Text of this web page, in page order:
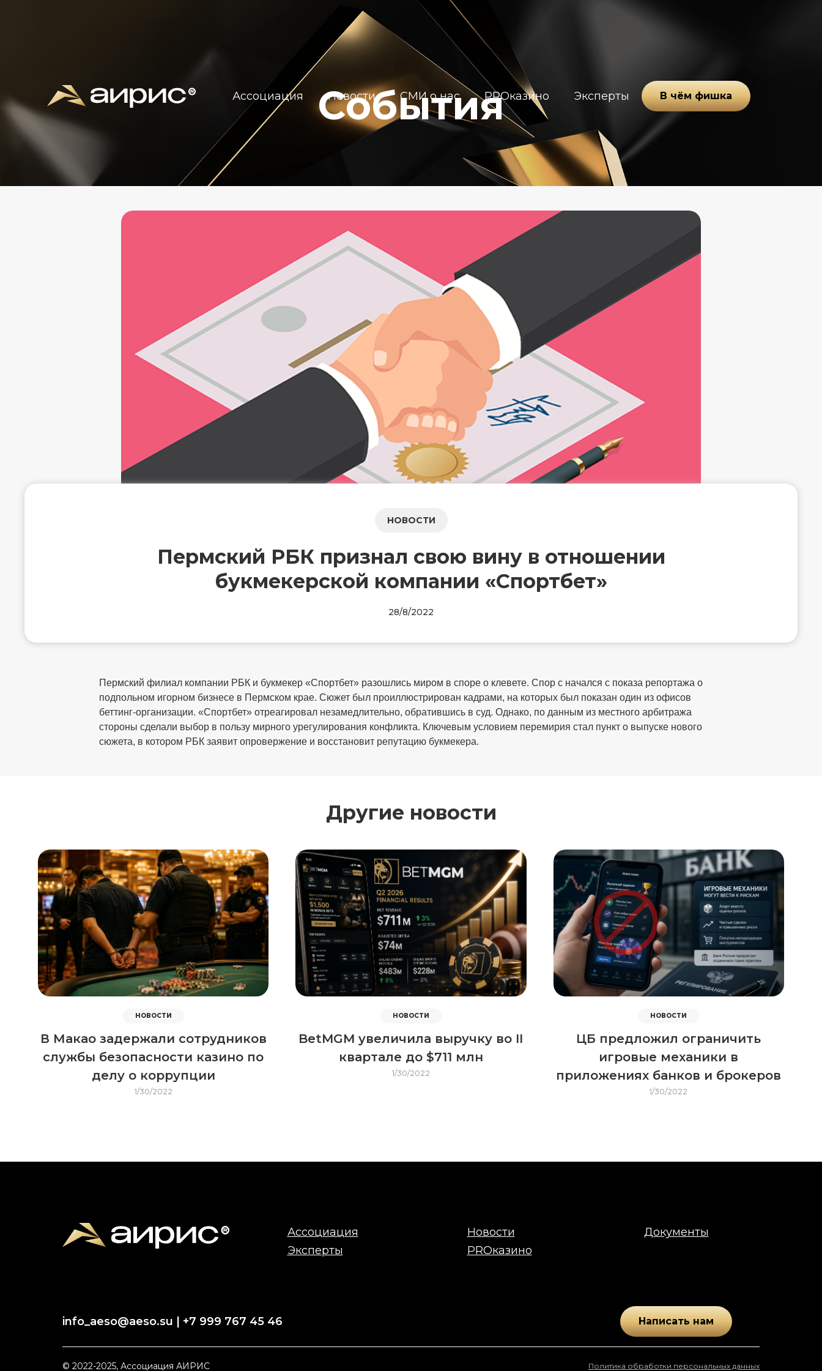
Ассоциация Новости СМИ о нас PROказино Эксперты В чём фишка
События
НОВОСТИ
Пермский РБК признал свою вину в отношении
букмекерской компании «Спортбет»
28/8/2022
Пермский филиал компании РБК и букмекер «Спортбет» разошлись миром в споре о клевете. Спор с начался с показа репортажа о
подпольном игорном бизнесе в Пермском крае. Сюжет был проиллюстрирован кадрами, на которых был показан один из офисов
беттинг-организации. «Спортбет» отреагировал незамедлительно, обратившись в суд. Однако, по данным из местного арбитража
стороны сделали выбор в пользу мирного урегулирования конфликта. Ключевым условием перемирия стал пункт о выпуске нового
сюжета, в котором РБК заявит опровержение и восстановит репутацию букмекера.
Другие новости
НОВОСТИ
В Макао задержали сотрудников
службы безопасности казино по
делу о коррупции
1/30/2022
НОВОСТИ
BetMGM увеличила выручку во II
квартале до $711 млн
1/30/2022
НОВОСТИ
ЦБ предложил ограничить
игровые механики в
приложениях банков и брокеров
1/30/2022
info_aeso@aeso.su | +7 999 767 45 46
© 2022-2025, Ассоциация АИРИС Политика обработки персональных данных
Ассоциация
Эксперты
Новости
PROказино
Документы
Написать нам